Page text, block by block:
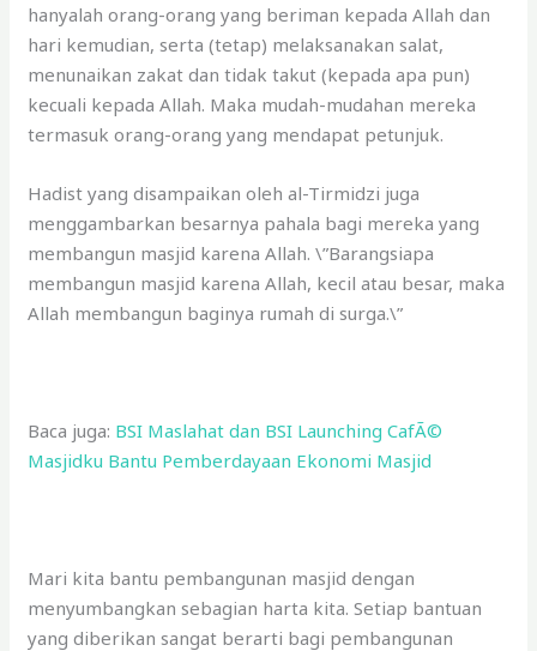
hanyalah orang-orang yang beriman kepada Allah dan
hari kemudian, serta (tetap) melaksanakan salat,
menunaikan zakat dan tidak takut (kepada apa pun)
kecuali kepada Allah. Maka mudah-mudahan mereka
termasuk orang-orang yang mendapat petunjuk.
Hadist yang disampaikan oleh al-Tirmidzi juga
menggambarkan besarnya pahala bagi mereka yang
membangun masjid karena Allah. \”Barangsiapa
membangun masjid karena Allah, kecil atau besar, maka
Allah membangun baginya rumah di surga.\”
Baca juga: BSI Maslahat dan BSI Launching CafÃ©
Masjidku Bantu Pemberdayaan Ekonomi Masjid
Mari kita bantu pembangunan masjid dengan
menyumbangkan sebagian harta kita. Setiap bantuan
yang diberikan sangat berarti bagi pembangunan